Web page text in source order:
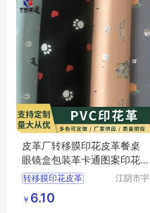
皮革厂转移膜印花皮革餐桌
眼镜盒包装革卡通图案印花
皮革
转移膜印花皮革
江阴市宇
￥ 6.10